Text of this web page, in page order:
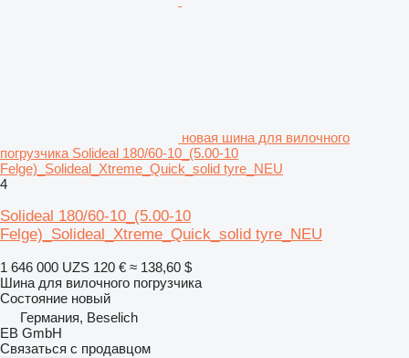
новая шина для вилочного
погрузчика Solideal 180/60-10_(5.00-10
Felge)_Solideal_Xtreme_Quick_solid tyre_NEU
4
Solideal 180/60-10_(5.00-10
Felge)_Solideal_Xtreme_Quick_solid tyre_NEU
1 646 000 UZS 120 € ≈ 138,60 $
Шина для вилочного погрузчика
Состояние новый
Германия, Beselich
EB GmbH
Связаться с продавцом